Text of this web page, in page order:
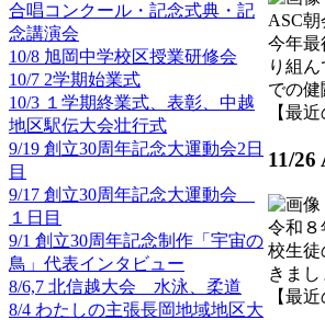
合唱コンクール・記念式典・記
念講演会
10/8 旭岡中学校区授業研修会
10/7 2学期始業式
10/3 １学期終業式、表彰、中越
地区駅伝大会壮行式
9/19 創立30周年記念大運動会2日
目
9/17 創立30周年記念大運動会
１日目
9/1 創立30周年記念制作「宇宙の
鳥」代表インタビュー
8/6,7 北信越大会 水泳、柔道
8/4 わたしの主張長岡地域地区大
ASC
今年最
り組
での健
【最
11/
令和８
校生徒
きま
【最